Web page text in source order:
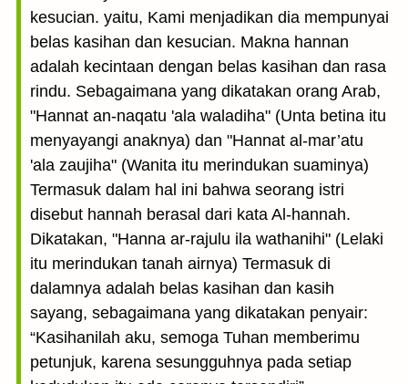
kesucian. yaitu, Kami menjadikan dia mempunyai
belas kasihan dan kesucian. Makna hannan
adalah kecintaan dengan belas kasihan dan rasa
rindu. Sebagaimana yang dikatakan orang Arab,
"Hannat an-naqatu 'ala waladiha" (Unta betina itu
menyayangi anaknya) dan "Hannat al-mar’atu
'ala zaujiha" (Wanita itu merindukan suaminya)
Termasuk dalam hal ini bahwa seorang istri
disebut hannah berasal dari kata Al-hannah.
Dikatakan, "Hanna ar-rajulu ila wathanihi" (Lelaki
itu merindukan tanah airnya) Termasuk di
dalamnya adalah belas kasihan dan kasih
sayang, sebagaimana yang dikatakan penyair:
“Kasihanilah aku, semoga Tuhan memberimu
petunjuk, karena sesungguhnya pada setiap